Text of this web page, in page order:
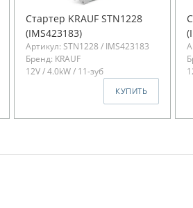
Стартер KRAUF STN1228
(IMS423183)
Артикул: STN1228 / IMS423183
Бренд: KRAUF
12V / 4.0kW / 11-зуб
КУПИТЬ